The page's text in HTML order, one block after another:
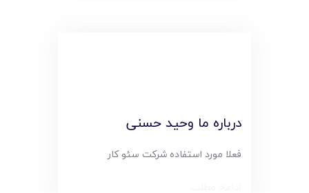
درباره ما وحید حسنی
فعلا مورد استفاده شرکت سئو کار